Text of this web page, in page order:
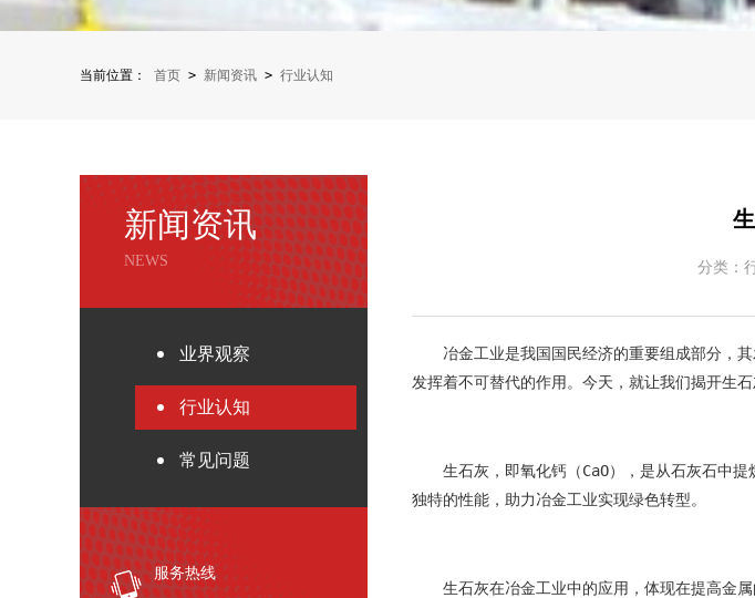
当前位置： 首页 > 新闻资讯 > 行业认知
新闻资讯
NEWS
业界观察
行业认知
常见问题
服务热线
分类：
冶金工业是我国国民经济的重要组成部分，
发挥着不可替代的作用。今天，就让我们揭开生
生石灰，即氧化钙（CaO），是从石灰石中
独特的性能，助力冶金工业实现绿色转型。
生石灰在冶金工业中的应用，体现在提高金